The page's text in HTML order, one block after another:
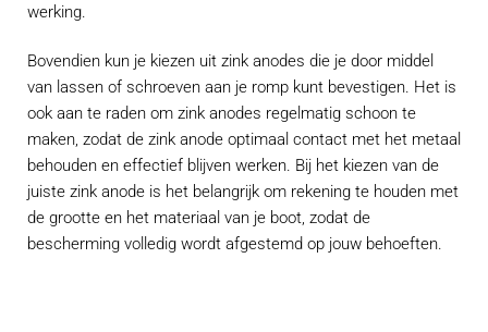
werking.
Bovendien kun je kiezen uit zink anodes die je door middel
van lassen of schroeven aan je romp kunt bevestigen. Het is
ook aan te raden om zink anodes regelmatig schoon te
maken, zodat de zink anode optimaal contact met het metaal
behouden en effectief blijven werken. Bij het kiezen van de
juiste zink anode is het belangrijk om rekening te houden met
de grootte en het materiaal van je boot, zodat de
bescherming volledig wordt afgestemd op jouw behoeften.